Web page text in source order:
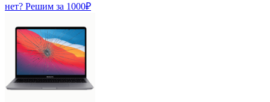
нет? Решим за 1000₽